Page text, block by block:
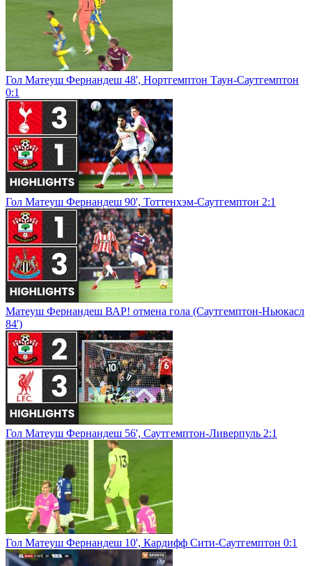
Гол Матеуш Фернандеш 48', Нортгемптон Таун-Саутгемптон
0:1
Гол Матеуш Фернандеш 90', Тоттенхэм-Саутгемптон 2:1
Матеуш Фернандеш ВАР! отмена гола (Саутгемптон-Ньюкасл
84')
Гол Матеуш Фернандеш 56', Саутгемптон-Ливерпуль 2:1
Гол Матеуш Фернандеш 10', Кардифф Сити-Саутгемптон 0:1